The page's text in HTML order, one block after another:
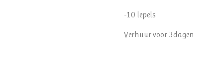
-10 lepels
Verhuur voor 3dagen